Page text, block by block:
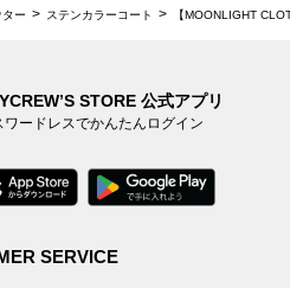
ー ステンカラーコート 【MOONLIGHT
STORE 公式アプリ
ワードレスでかんたんログイン
SERVICE